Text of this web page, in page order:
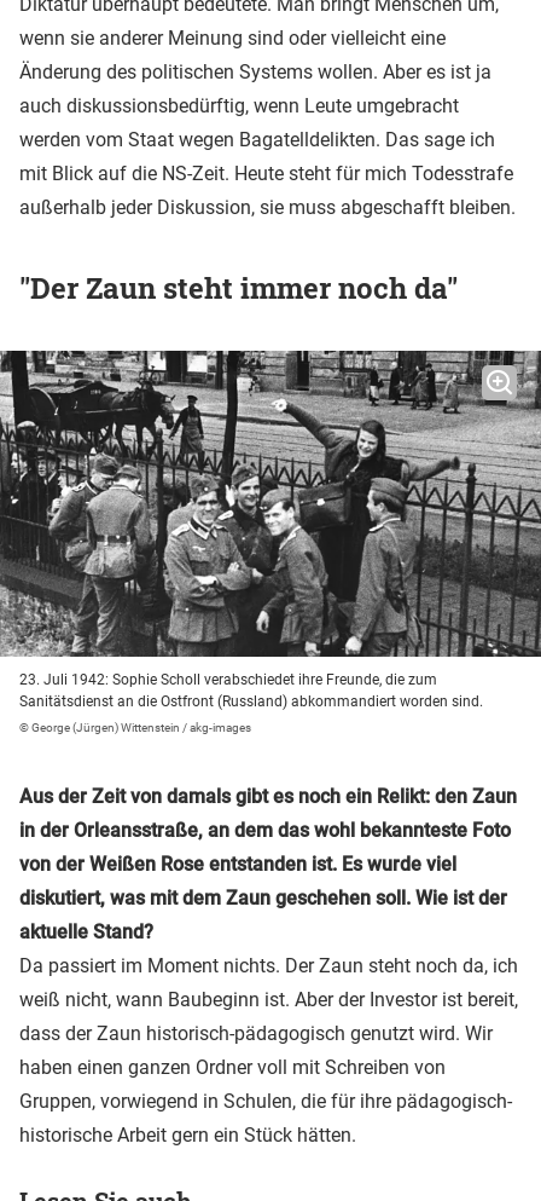
wenn sie anderer Meinung sind oder vielleicht eine
Änderung des politischen Systems wollen. Aber es ist ja
auch diskussionsbedürftig, wenn Leute umgebracht
werden vom Staat wegen Bagatelldelikten. Das sage ich
mit Blick auf die NS-Zeit. Heute steht für mich Todesstrafe
außerhalb jeder Diskussion, sie muss abgeschafft bleiben.
"Der Zaun steht immer noch da"
23. Juli 1942: Sophie Scholl verabschiedet ihre Freunde, die zum
Sanitätsdienst an die Ostfront (Russland) abkommandiert worden sind.
© George (Jürgen) Wittenstein / akg-images
Aus der Zeit von damals gibt es noch ein Relikt: den Zaun
in der Orleansstraße, an dem das wohl bekannteste Foto
von der Weißen Rose entstanden ist. Es wurde viel
diskutiert, was mit dem Zaun geschehen soll. Wie ist der
aktuelle Stand?
Da passiert im Moment nichts. Der Zaun steht noch da, ich
weiß nicht, wann Baubeginn ist. Aber der Investor ist bereit,
dass der Zaun historisch-pädagogisch genutzt wird. Wir
haben einen ganzen Ordner voll mit Schreiben von
Gruppen, vorwiegend in Schulen, die für ihre pädagogisch-
historische Arbeit gern ein Stück hätten.